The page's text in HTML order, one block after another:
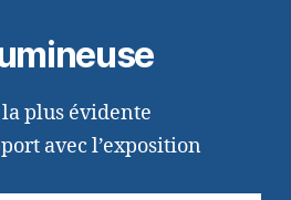
plus évidente
avec l’exposition